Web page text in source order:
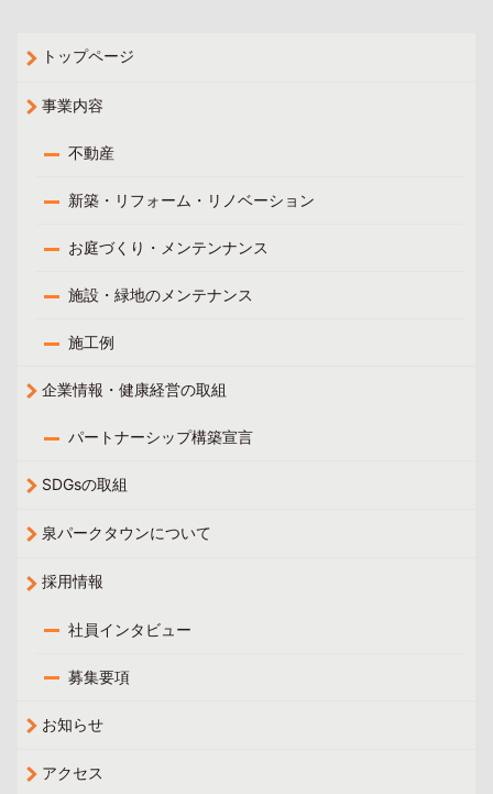
トップページ
事業内容
不動産
新築・リフォーム・リノベーション
お庭づくり・メンテンナンス
施設・緑地のメンテナンス
施工例
企業情報・健康経営の取組
パートナーシップ構築宣言
SDGsの取組
泉パークタウンについて
採用情報
社員インタビュー
募集要項
お知らせ
アクセス